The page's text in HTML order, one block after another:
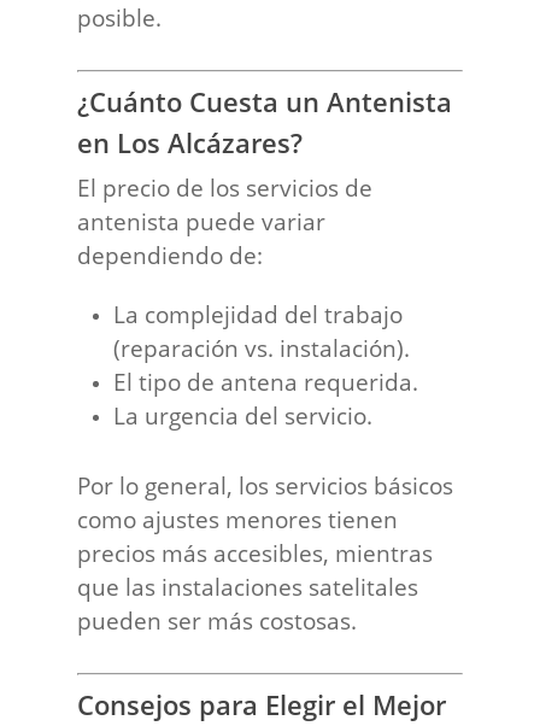
posible.
¿Cuánto Cuesta un Antenista
en Los Alcázares?
El precio de los servicios de
antenista puede variar
dependiendo de:
La complejidad del trabajo
(reparación vs. instalación).
El tipo de antena requerida.
La urgencia del servicio.
Por lo general, los servicios básicos
como ajustes menores tienen
precios más accesibles, mientras
que las instalaciones satelitales
pueden ser más costosas.
Consejos para Elegir el Mejor